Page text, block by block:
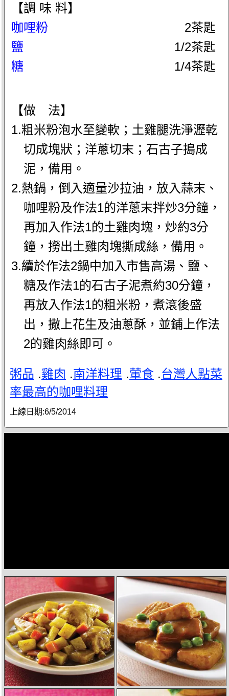
【調 味 料】
咖哩粉
2茶匙
鹽
1/2茶匙
糖
1/4茶匙
【做 法】
1.粗米粉泡水至變軟；土雞腿洗淨瀝乾
切成塊狀；洋蔥切末；石古子搗成
泥，備用。
2.熱鍋，倒入適量沙拉油，放入蒜末、
咖哩粉及作法1的洋蔥末拌炒3分鐘，
再加入作法1的土雞肉塊，炒約3分
鐘，撈出土雞肉塊撕成絲，備用。
3.續於作法2鍋中加入市售高湯、鹽、
糖及作法1的石古子泥煮約30分鐘，
再放入作法1的粗米粉，煮滾後盛
出，撒上花生及油蔥酥，並鋪上作法
2的雞肉絲即可。
粥品 .雞肉 .南洋料理 .葷食 .台灣人點菜
率最高的咖哩料理
上線日期:6/5/2014